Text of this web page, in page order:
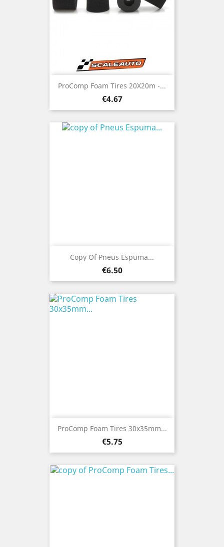
ProComp Foam Tires 20X20m -...
Price
€4.67
Copy Of Pneus Espuma...
Price
€6.50
ProComp Foam Tires 30x35mm...
Price
€5.75